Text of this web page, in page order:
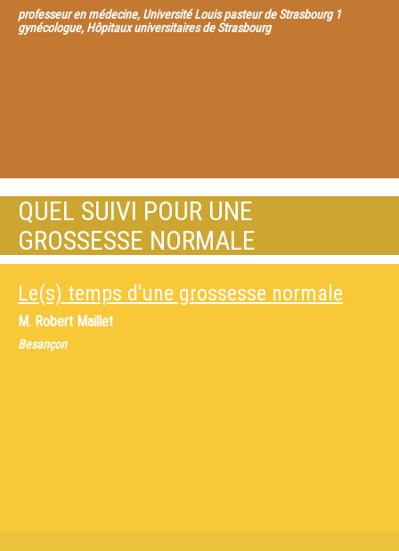
professeur en médecine, Université Louis pasteur de Strasbourg 1
gynécologue, Hôpitaux universitaires de Strasbourg
QUEL SUIVI POUR UNE
GROSSESSE NORMALE
Le(s) temps d'une grossesse normale
M. Robert Maillet
Besançon